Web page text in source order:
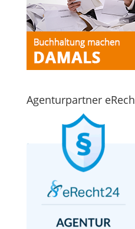
Agenturpartner